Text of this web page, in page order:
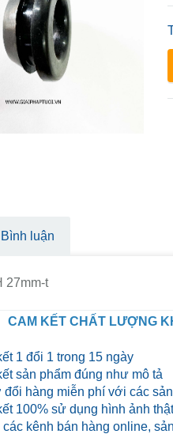
Bình luận
27mm-t
CAM KẾT CHẤT LƯỢNG
1 đổi 1 trong 15 ngày
sản phẩm đúng như mô tả
đổi hàng miễn phí với các
100% sử dụng hình ảnh
các kênh bán hàng online,